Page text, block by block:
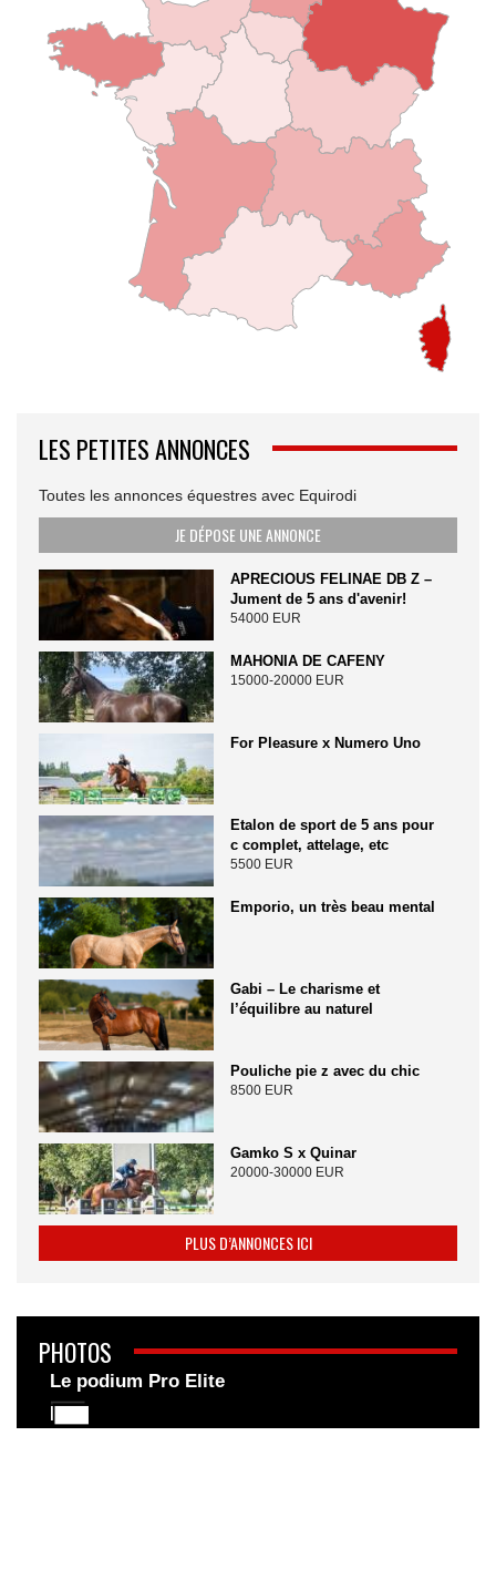
LES PETITES ANNONCES
Toutes les annonces équestres avec Equirodi
JE DÉPOSE UNE ANNONCE
APRECIOUS FELINAE DB Z –
Jument de 5 ans d'avenir!
54000 EUR
MAHONIA DE CAFENY
15000-20000 EUR
For Pleasure x Numero Uno
Etalon de sport de 5 ans pour
c complet, attelage, etc
5500 EUR
Emporio, un très beau mental
Gabi – Le charisme et
l’équilibre au naturel
Pouliche pie z avec du chic
8500 EUR
Gamko S x Quinar
20000-30000 EUR
PLUS D’ANNONCES ICI
PHOTOS
Le podium Pro Elite